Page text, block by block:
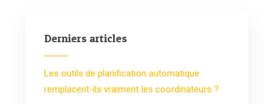
Derniers articles
Les outils de planification automatique
remplacent-ils vraiment les coordinateurs ?